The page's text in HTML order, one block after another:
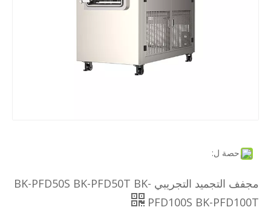
حصة ل:
مجفف التجميد التجريبي BK-PFD50S BK-PFD50T BK-
PFD100S BK-PFD100T